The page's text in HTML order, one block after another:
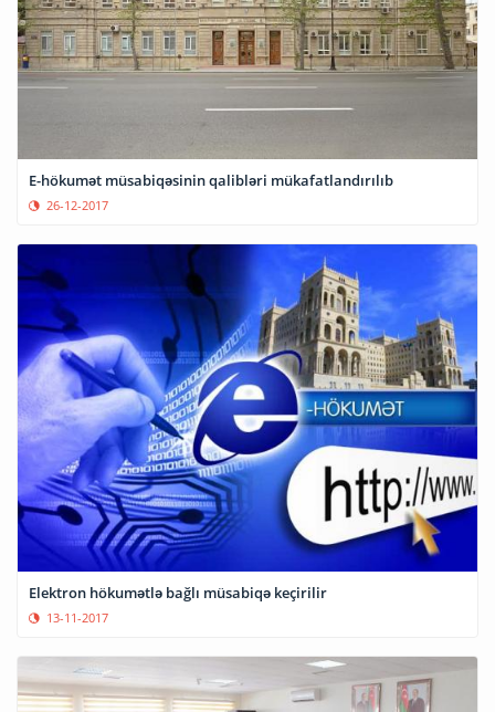
E-hökumət müsabiqəsinin qalibləri mükafatlandırılıb
26-12-2017
Elektron hökumətlə bağlı müsabiqə keçirilir
13-11-2017